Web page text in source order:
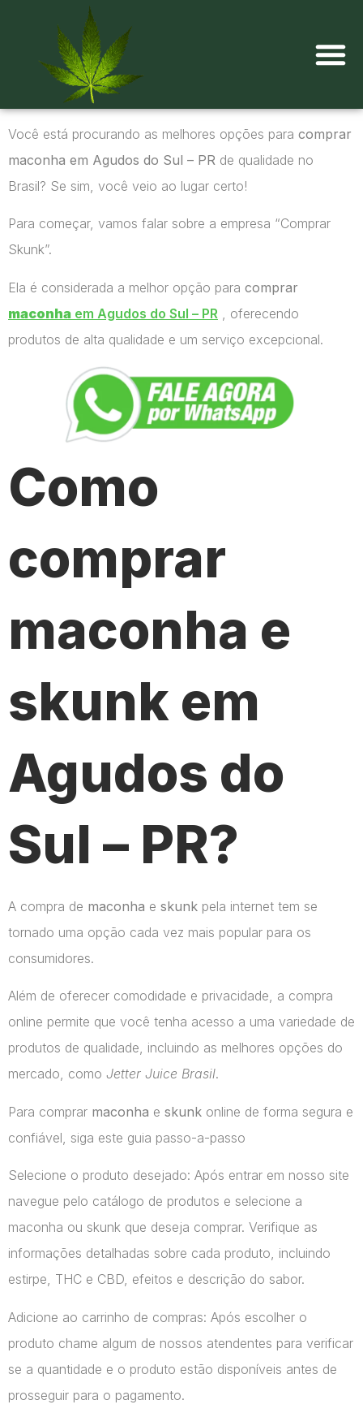
Você está procurando as melhores opções para comprar
maconha em Agudos do Sul – PR de qualidade no
Brasil? Se sim, você veio ao lugar certo!
Para começar, vamos falar sobre a empresa “Comprar
Skunk”.
Ela é considerada a melhor opção para comprar
maconha em Agudos do Sul – PR , oferecendo
produtos de alta qualidade e um serviço excepcional.
Como
comprar
maconha e
skunk em
Agudos do
Sul – PR?
A compra de maconha e skunk pela internet tem se
tornado uma opção cada vez mais popular para os
consumidores.
Além de oferecer comodidade e privacidade, a compra
online permite que você tenha acesso a uma variedade de
produtos de qualidade, incluindo as melhores opções do
mercado, como Jetter Juice Brasil.
Para comprar maconha e skunk online de forma segura e
confiável, siga este guia passo-a-passo
Selecione o produto desejado: Após entrar em nosso site
navegue pelo catálogo de produtos e selecione a
maconha ou skunk que deseja comprar. Verifique as
informações detalhadas sobre cada produto, incluindo
estirpe, THC e CBD, efeitos e descrição do sabor.
Adicione ao carrinho de compras: Após escolher o
produto chame algum de nossos atendentes para verificar
se a quantidade e o produto estão disponíveis antes de
prosseguir para o pagamento.